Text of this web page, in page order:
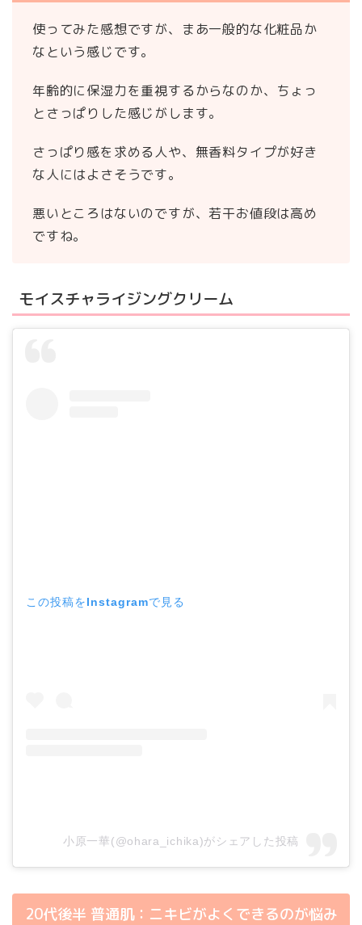
使ってみた感想ですが、まあ一般的な化粧品か
なという感じです。
年齢的に保湿力を重視するからなのか、ちょっ
とさっぱりした感じがします。
さっぱり感を求める人や、無香料タイプが好き
な人にはよさそうです。
悪いところはないのですが、若干お値段は高め
ですね。
モイスチャライジングクリーム
この投稿をInstagramで見る
小原一華(@ohara_ichika)がシェアした投稿
20代後半 普通肌：ニキビがよくできるのが悩み